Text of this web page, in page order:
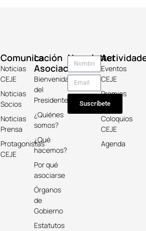
La
Asociación
Bienvenida
del
Presidente
¿Quiénes
somos?
¿Qué
hacemos?
Por qué
asociarse
Órganos
de
Gobierno
Estatutos
Comunicación
Noticias
CEJE
Noticias
Socios
Noticias
Prensa
Protagonistas
CEJE
Eventos
CEJE
Premios
Keicho
Coloquios
CEJE
Agenda
Newsletter
Suscríbete